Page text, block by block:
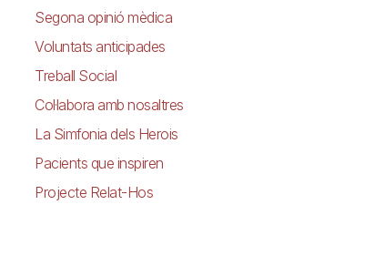
Segona opinió mèdica
Voluntats anticipades
Treball Social
Col·labora amb nosaltres
La Simfonia dels Herois
Pacients que inspiren
Projecte Relat-Hos